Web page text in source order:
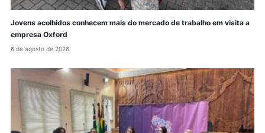
Jovens acolhidos conhecem mais do mercado de trabalho em visita a
empresa Oxford
6 de agosto de 2026